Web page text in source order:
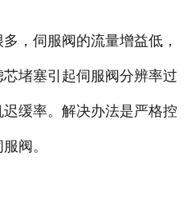
伺服阀的流量增益低，
堵塞引起伺服阀分辨率过
缓率。解决办法是严格控
阀。